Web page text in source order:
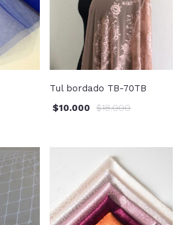
Tul bordado TB-70TB
$18.000
$10.000